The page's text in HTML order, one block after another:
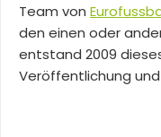
Team von
den einen oder
entstand 2009
Veröffentlichung